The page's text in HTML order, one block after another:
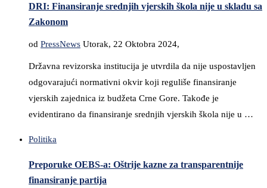
DRI: Finansiranje srednjih vjerskih škola nije u skladu sa
Zakonom
od PressNews Utorak, 22 Oktobra 2024,
Državna revizorska institucija je utvrdila da nije uspostavljen
odgovarajući normativni okvir koji reguliše finansiranje
vjerskih zajednica iz budžeta Crne Gore. Takođe je
evidentirano da finansiranje srednjih vjerskih škola nije u …
Politika
Preporuke OEBS-a: Oštrije kazne za transparentnije
finansiranje partija